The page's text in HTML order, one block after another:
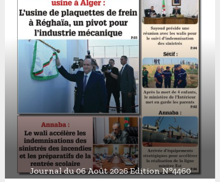
Journal du 06 Août 2026 Edition N°4460